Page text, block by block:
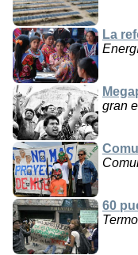
La
gran
60